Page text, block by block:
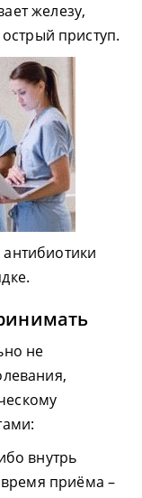
железу,
приступ.
не
внутрь
приёма –